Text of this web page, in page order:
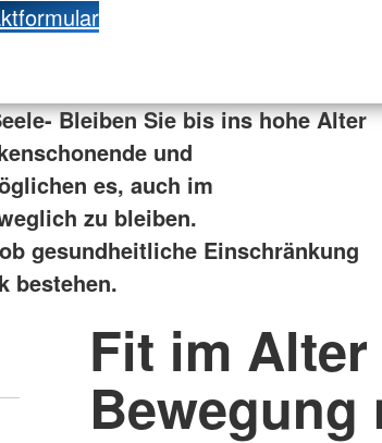
Bleiben Sie bis ins hohe Alter
und
es, auch im
zu bleiben.
gesundheitliche Einschränkung
bestehen.
Fit im